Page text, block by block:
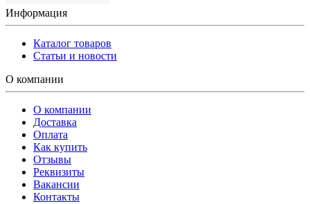
Информация
Каталог товаров
Статьи и новости
О компании
О компании
Доставка
Оплата
Как купить
Отзывы
Реквизиты
Вакансии
Контакты